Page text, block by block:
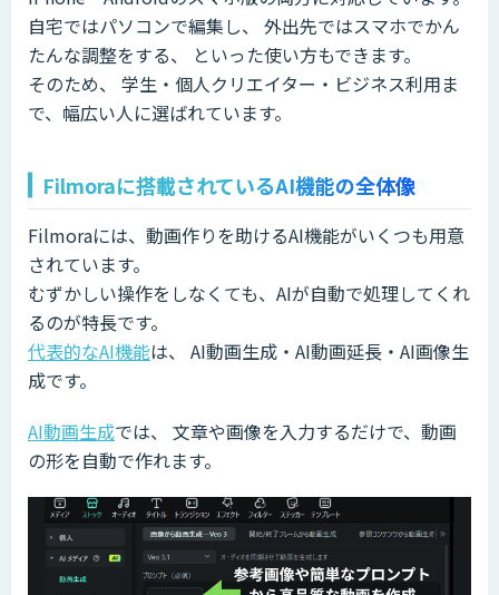
自宅ではパソコンで編集し、 外出先ではスマホでかん
たんな調整をする、 といった使い方もできます。
そのため、 学生・個人クリエイター・ビジネス利用ま
で、幅広い人に選ばれています。
Filmoraに搭載されているAI機能の全体像
Filmoraには、動画作りを助けるAI機能がいくつも用意
されています。
むずかしい操作をしなくても、AIが自動で処理してくれ
るのが特長です。
代表的なAI機能は、 AI動画生成・AI動画延長・AI画像生
成です。
AI動画生成では、 文章や画像を入力するだけで、動画
の形を自動で作れます。